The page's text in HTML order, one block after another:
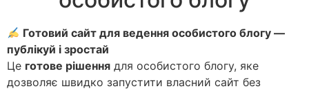
Готовий сайт для ведення особистого блогу —
публікуй і зростай
Це готове рішення для особистого блогу, яке
дозволяє швидко запустити власний сайт без